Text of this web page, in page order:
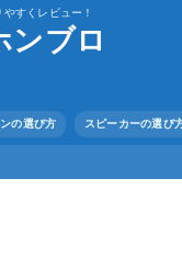
すくレビュー！
ンブロ
の選び方 スピーカーの選び